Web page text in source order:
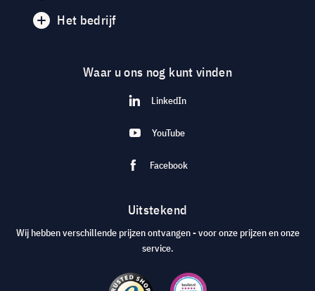
Het bedrijf
Waar u ons nog kunt vinden
LinkedIn
YouTube
Facebook
Uitstekend
Wij hebben verschillende prijzen ontvangen - voor onze prijzen en onze
service.